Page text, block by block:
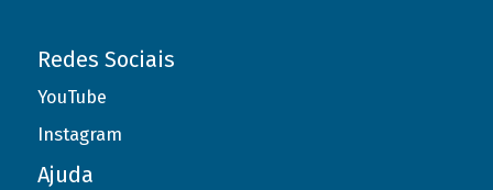
Redes Sociais
YouTube
Instagram
Ajuda